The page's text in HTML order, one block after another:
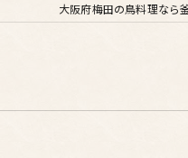
大阪府梅田の鳥料理なら